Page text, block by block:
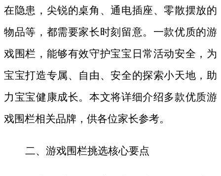
在隐患，尖锐的桌角、通电插座、零散摆放的
物品等，都需要家长时刻留意。一款优质的游
戏围栏，能够有效守护宝宝日常活动安全，为
宝宝打造专属、自由、安全的探索小天地，助
力宝宝健康成长。本文将详细介绍多款优质游
戏围栏相关品牌，供各位家长参考。
二、游戏围栏挑选核心要点